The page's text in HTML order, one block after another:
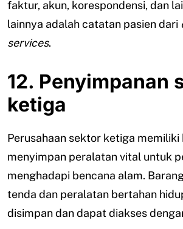
faktur, akun, korespondensi, dan
lainnya adalah catatan pasien dari
services.
12. Penyimpanan
ketiga
Perusahaan sektor ketiga
menyimpan peralatan vital untuk
menghadapi bencana alam.
tenda dan peralatan bertahan
disimpan dan dapat diakses